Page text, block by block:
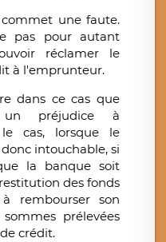
une faute.
pas pour autant
réclamer le
à l'emprunteur.
dans ce cas que
préjudice à
cas, lorsque le
intouchable, si
la banque soit
des fonds
rembourser son
prélevées
crédit.